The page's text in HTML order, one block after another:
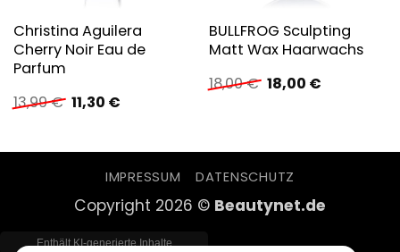
Christina Aguilera
Cherry Noir Eau de
Parfum
13,99€ Ursprünglicher
Preis
11,30 €Aktueller
BULLFROG Sculpting
Matt Wax Haarwachs
18,00€ Ursprünglicher
Preis
18,00 €Aktueller
IMPRESSUM DATENSCHUTZ
Copyright 2026 © Beautynet.de